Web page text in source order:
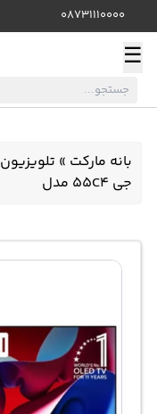
08731110000
☰
بانه مارکت » تلویزیون
جی 55C4 مدل